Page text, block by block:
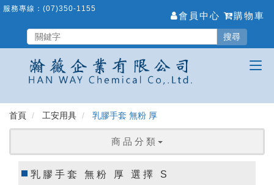
跳
要
服務專線： (07)350-1155
會員中心 購物車
搜尋
首頁 工安用具 乳膠手套 無粉 厚
商 品 分 類
乳膠手套 無粉 厚 選擇 S